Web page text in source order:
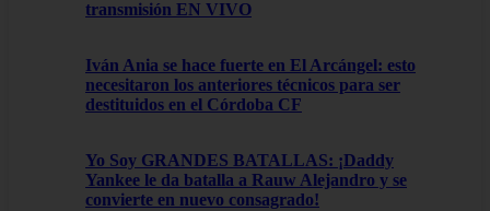
transmisión EN VIVO
Iván Ania se hace fuerte en El Arcángel: esto
necesitaron los anteriores técnicos para ser
destituidos en el Córdoba CF
Yo Soy GRANDES BATALLAS: ¡Daddy
Yankee le da batalla a Rauw Alejandro y se
convierte en nuevo consagrado!